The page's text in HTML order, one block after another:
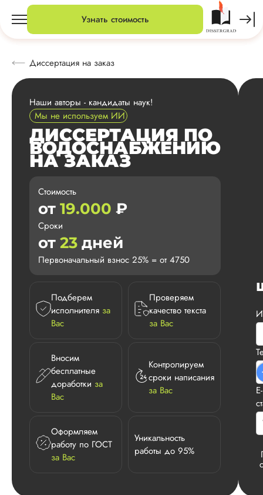
Узнать стоимость
Диссертация на заказ
Наши авторы - кандидаты наук!
Мы не используем ИИ
ДИССЕРТАЦИЯ ПО
ВОДОСНАБЖЕНИЮ
НА ЗАКАЗ
Стоимость
от 19.000 ₽
Сроки
от 23 дней
Первоначальный взнос 25% = от 4750
Подберем
исполнителя за
Вас
Проверяем
качество текста
за Вас
Вносим
бесплатные
доработки за
Вас
Контролируем
сроки написания
за Вас
Оформляем
работу по ГОСТ
за Вас
Уникальность
работы до 95%